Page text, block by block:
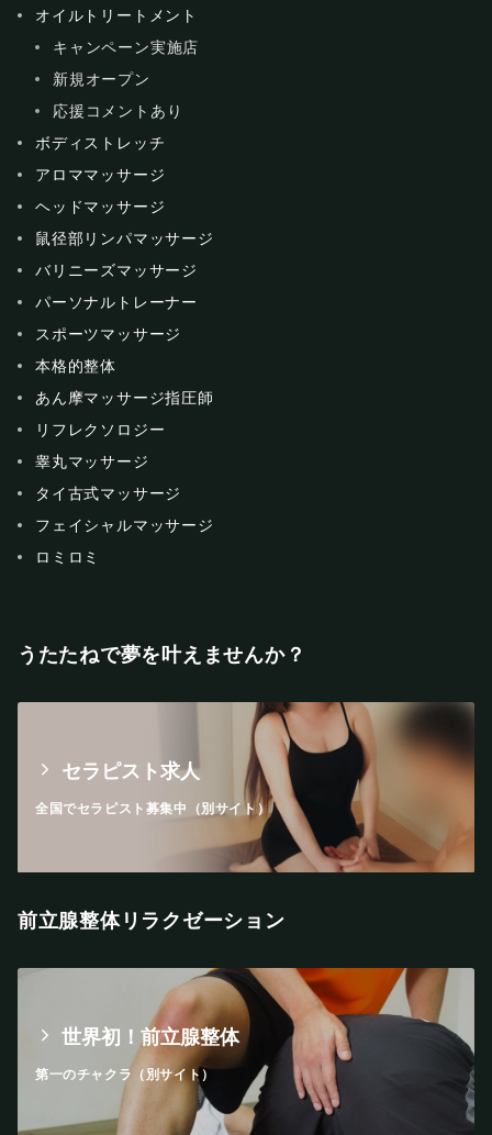
オイルトリートメント
キャンペーン実施店
新規オープン
応援コメントあり
ボディストレッチ
アロママッサージ
ヘッドマッサージ
鼠径部リンパマッサージ
バリニーズマッサージ
パーソナルトレーナー
スポーツマッサージ
本格的整体
あん摩マッサージ指圧師
リフレクソロジー
睾丸マッサージ
タイ古式マッサージ
フェイシャルマッサージ
ロミロミ
うたたねで夢を叶えませんか？
セラピスト求人
全国でセラピスト募集中（別サイト）
前立腺整体リラクゼーション
世界初！前立腺整体
第一のチャクラ（別サイト）